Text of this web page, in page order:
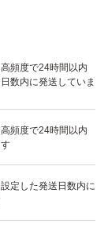
頻度で24時間以内
数内に発送していま
頻度で24時間以内
定した発送日数内に
いね！